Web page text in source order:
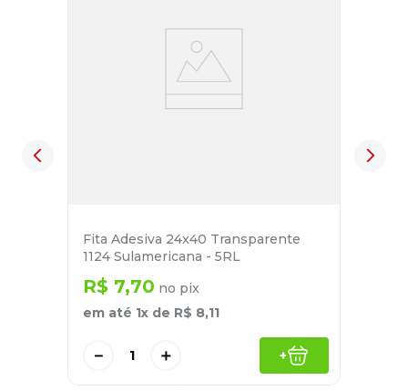
Fita Adesiva 24x40 Transparente
1124 Sulamericana - 5RL
R$ 7,70 no pix
em até 1x de R$ 8,11
＋
－ +